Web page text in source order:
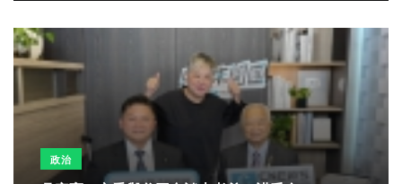
政治